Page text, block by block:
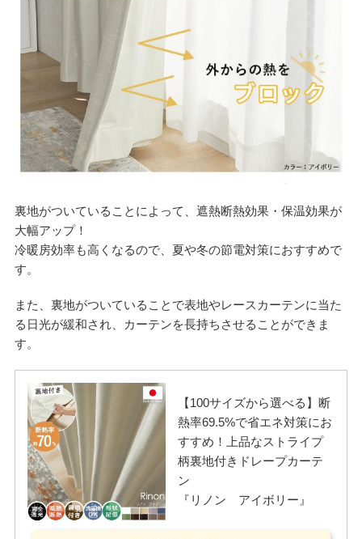
裏地がついていることによって、遮熱断熱効果・保温効果が
大幅アップ！
冷暖房効率も高くなるので、夏や冬の節電対策におすすめで
す。
また、裏地がついていることで表地やレースカーテンに当た
る日光が緩和され、カーテンを長持ちさせることができま
す。
【100サイズから選べる】断
熱率69.5%で省エネ対策にお
すすめ！上品なストライプ
柄裏地付きドレープカーテ
ン
『リノン アイボリー』